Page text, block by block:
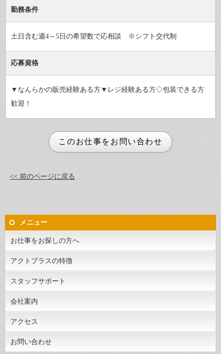
勤務条件
土日含む週4～5日の希望数で応相談 ※シフト交代制
応募資格
▼なんらかの販売経験ある方▼レジ経験ある方◇包装できる方
歓迎！
<< 前のページに戻る
メニュー
お仕事をお探しの方へ
アクトプラスの特徴
スタッフサポート
会社案内
アクセス
お問い合わせ